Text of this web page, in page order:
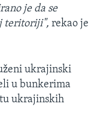
je da se
teritoriji", rekao je
ukrajinski
u bunkerima
ukrajinskih